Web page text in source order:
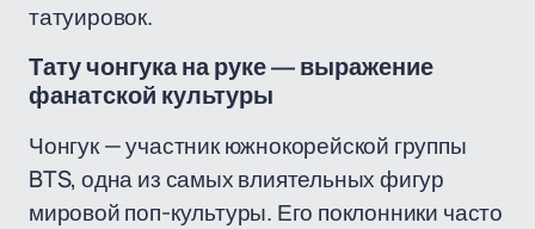
татуировок.
Тату чонгука на руке — выражение
фанатской культуры
Чонгук — участник южнокорейской группы
BTS, одна из самых влиятельных фигур
мировой поп-культуры. Его поклонники часто